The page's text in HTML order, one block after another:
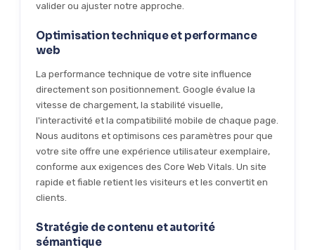
valider ou ajuster notre approche.
Optimisation technique et performance
web
La performance technique de votre site influence
directement son positionnement. Google évalue la
vitesse de chargement, la stabilité visuelle,
l'interactivité et la compatibilité mobile de chaque page.
Nous auditons et optimisons ces paramètres pour que
votre site offre une expérience utilisateur exemplaire,
conforme aux exigences des Core Web Vitals. Un site
rapide et fiable retient les visiteurs et les convertit en
clients.
Stratégie de contenu et autorité
sémantique